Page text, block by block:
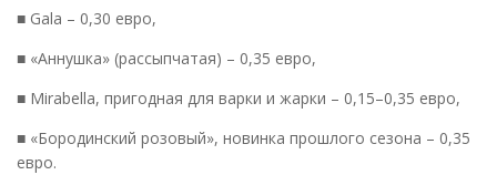
■ Gala – 0,30 евро,
■ «Аннушка» (рассыпчатая) – 0,35 евро,
■ Mirabella, пригодная для варки и жарки – 0,15–0,35 евро,
■ «Бородинский розовый», новинка прошлого сезона – 0,35
евро.